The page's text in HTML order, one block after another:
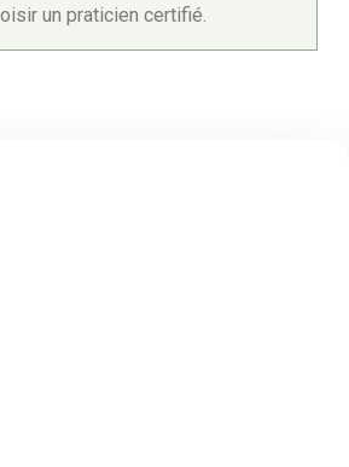
un praticien certifié.